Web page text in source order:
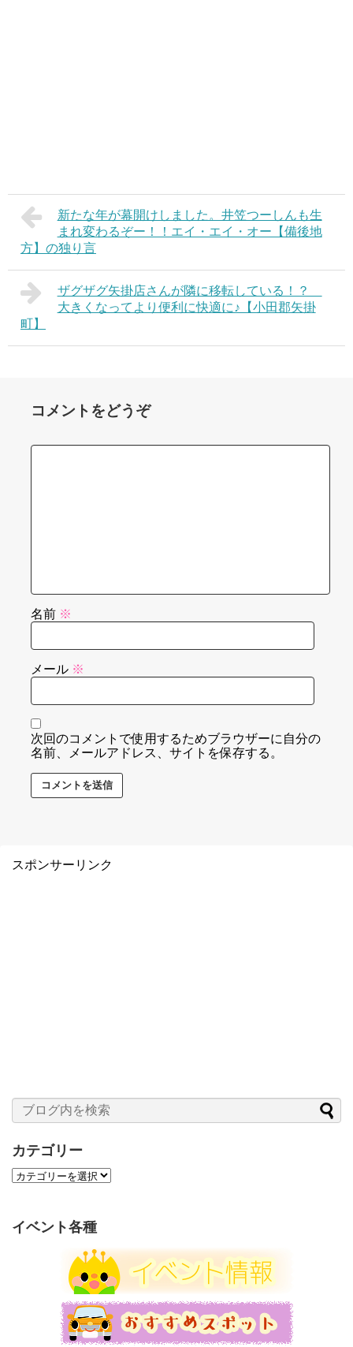
新たな年が幕開けしました。井笠つーしんも生
まれ変わるぞー！！エイ・エイ・オー【備後地
方】の独り言
ザグザグ矢掛店さんが隣に移転している！？
大きくなってより便利に快適に♪【小田郡矢掛
町】
コメントをどうぞ
名前 ※
メール ※
次回のコメントで使用するためブラウザーに自分の
名前、メールアドレス、サイトを保存する。
スポンサーリンク
カテゴリー
カ
リ
イベント各種